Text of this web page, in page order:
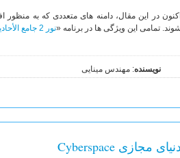
اکنون در این مقال، دامنه های متعددی که به
شوند. تمامی این ویژگی ها در برنامه «نور 2 جامع الأحادیث
نویسنده: مهندس مینایی
دنیای مجازی Cyberspace